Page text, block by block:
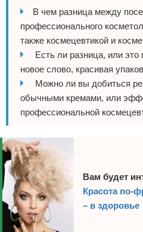
В чем разница между
профессионального
также космецевтикой и
Есть ли разница, или
новое слово, красивая
Можно ли вы добиться
обычными кремами, или
профессиональной
Вам будет
Красота по-
– в здоровье